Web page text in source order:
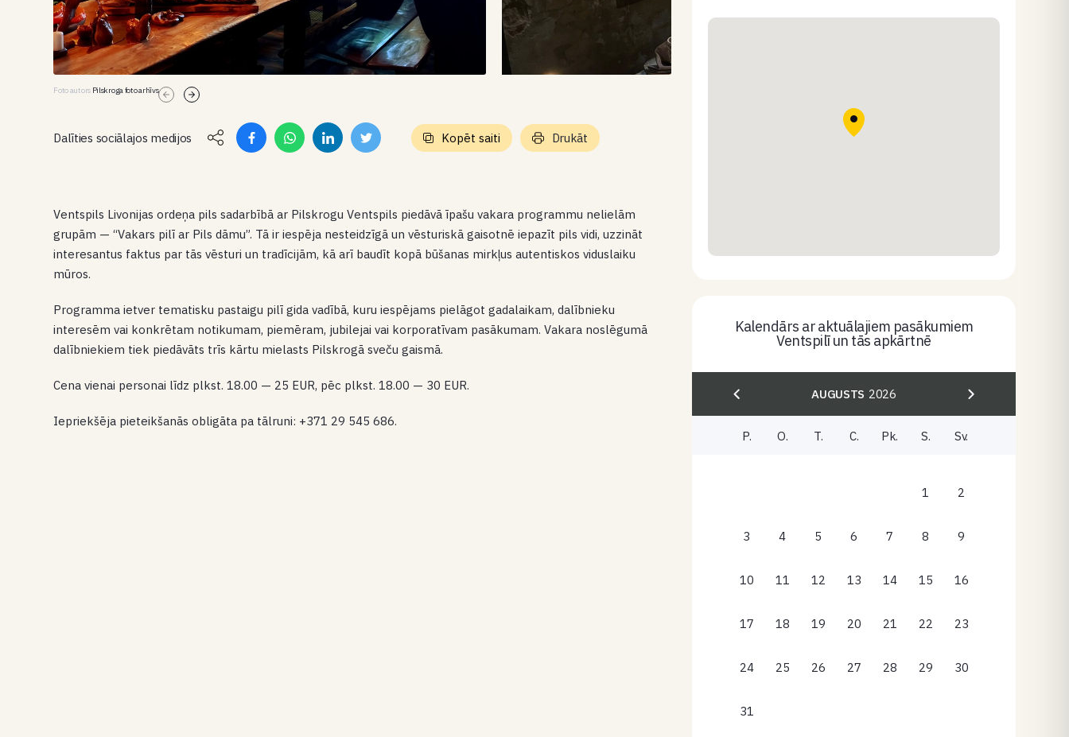
Foto autors Pilskroga foto arhīvs
Dalīties sociālajos medijos Kopēt saiti Drukāt
Ventspils Livonijas ordeņa pils sadarbībā ar Pilskrogu Ventspils piedāvā īpašu vakara programmu nelielām
grupām — “Vakars pilī ar Pils dāmu”. Tā ir iespēja nesteidzīgā un vēsturiskā gaisotnē iepazīt pils vidi, uzzināt
interesantus faktus par tās vēsturi un tradīcijām, kā arī baudīt kopā būšanas mirkļus autentiskos viduslaiku
mūros.
Programma ietver tematisku pastaigu pilī gida vadībā, kuru iespējams pielāgot gadalaikam, dalībnieku
interesēm vai konkrētam notikumam, piemēram, jubilejai vai korporatīvam pasākumam. Vakara noslēgumā
dalībniekiem tiek piedāvāts trīs kārtu mielasts Pilskrogā sveču gaismā.
Cena vienai personai līdz plkst. 18.00 — 25 EUR, pēc plkst. 18.00 — 30 EUR.
Iepriekšēja pieteikšanās obligāta pa tālruni: +371 29 545 686.
Kalendārs ar aktuālajiem pasākumiem
Ventspilī un tās apkārtnē
AUGUSTS 2026
P. O. T. C. Pk. S. Sv.
1 2
3 4 5 6 7 8 9
10 11 12 13 14 15 16
17 18 19 20 21 22 23
24 25 26 27 28 29 30
31